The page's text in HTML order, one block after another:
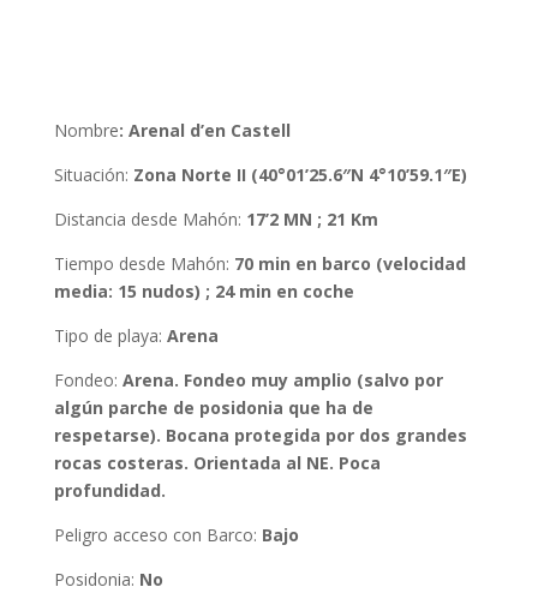
Nombre: Arenal d’en Castell
Situación: Zona Norte II (40°01’25.6″N 4°10’59.1″E)
Distancia desde Mahón: 17’2 MN ; 21 Km
Tiempo desde Mahón: 70 min en barco (velocidad
media: 15 nudos) ; 24 min en coche
Tipo de playa: Arena
Fondeo: Arena. Fondeo muy amplio (salvo por
algún parche de posidonia que ha de
respetarse). Bocana protegida por dos grandes
rocas costeras. Orientada al NE. Poca
profundidad.
Peligro acceso con Barco: Bajo
Posidonia: No